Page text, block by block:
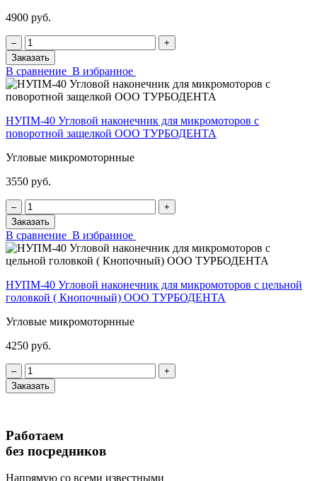
4900 руб.
‒
+
Заказать
В сравнение В избранное
НУПМ-40 Угловой наконечник для микромоторов с
поворотной защелкой ООО ТУРБОДЕНТА
Угловые микромоторнные
3550 руб.
‒
+
Заказать
В сравнение В избранное
НУПМ-40 Угловой наконечник для микромоторов с цельной
головкой ( Кнопочный) ООО ТУРБОДЕНТА
Угловые микромоторнные
4250 руб.
‒
+
Заказать
Работаем
без посредников
Напрямую со всеми известными